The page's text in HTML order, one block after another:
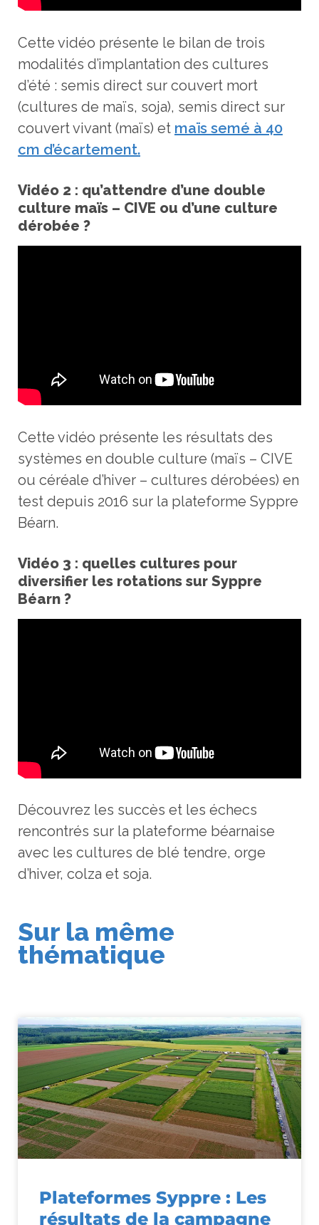
Cette vidéo présente le bilan de trois
modalités d’implantation des cultures
d’été : semis direct sur couvert mort
(cultures de maïs, soja), semis direct sur
couvert vivant (maïs) et maïs semé à 40
cm d’écartement.
Vidéo 2 : qu’attendre d’une double
culture maïs – CIVE ou d’une culture
dérobée ?
Cette vidéo présente les résultats des
systèmes en double culture (maïs – CIVE
ou céréale d’hiver – cultures dérobées) en
test depuis 2016 sur la plateforme Syppre
Béarn.
Vidéo 3 : quelles cultures pour
diversifier les rotations sur Syppre
Béarn ?
Découvrez les succès et les échecs
rencontrés sur la plateforme béarnaise
avec les cultures de blé tendre, orge
d’hiver, colza et soja.
Sur la même
thématique
Plateformes Syppre : Les
résultats de la campagne